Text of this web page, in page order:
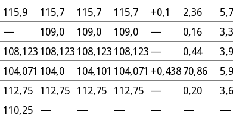
115,9 115,7 115,7 115,7 +0,1 2,36
— 109,0 109,0 109,0 — 0,16
108,123 108,123 108,123 108,123 — 0,44
104,071 104,0 104,101 104,071 +0,43870,86
112,75 112,75 112,75 112,75 — 0,20
110,25 — — — — —
—